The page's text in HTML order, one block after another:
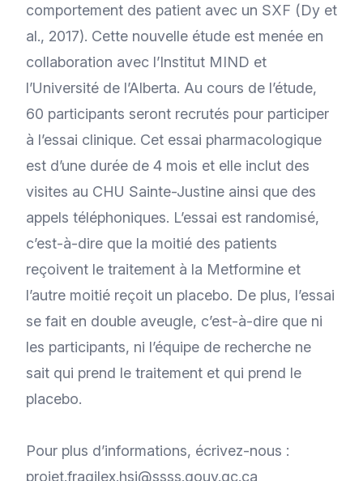
comportement des patient avec un SXF (Dy et
al., 2017). Cette nouvelle étude est menée en
collaboration avec l’Institut MIND et
l’Université de l’Alberta. Au cours de l’étude,
60 participants seront recrutés pour participer
à l’essai clinique. Cet essai pharmacologique
est d’une durée de 4 mois et elle inclut des
visites au CHU Sainte-Justine ainsi que des
appels téléphoniques. L’essai est randomisé,
c’est-à-dire que la moitié des patients
reçoivent le traitement à la Metformine et
l’autre moitié reçoit un placebo. De plus, l’essai
se fait en double aveugle, c’est-à-dire que ni
les participants, ni l’équipe de recherche ne
sait qui prend le traitement et qui prend le
placebo.
Pour plus d’informations, écrivez-nous :
projet.fragilex.hsj@ssss.gouv.qc.ca